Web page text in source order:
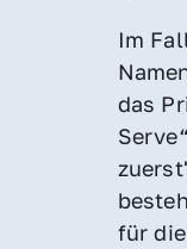
Im
das
für